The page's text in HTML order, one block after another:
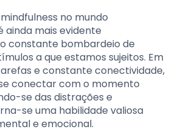
no mundo
mais evidente
constante bombardeio de
a que estamos sujeitos. Em
e constante conectividade,
conectar com o momento
se das distrações e
se uma habilidade valiosa
e emocional.